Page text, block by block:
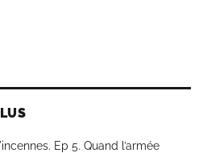
Ep 5. Quand l’armée